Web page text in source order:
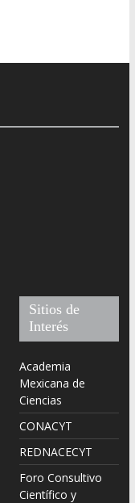
Sitios de
Interés
Academia
Mexicana de
Ciencias
CONACYT
REDNACECYT
Foro Consultivo
Científico y